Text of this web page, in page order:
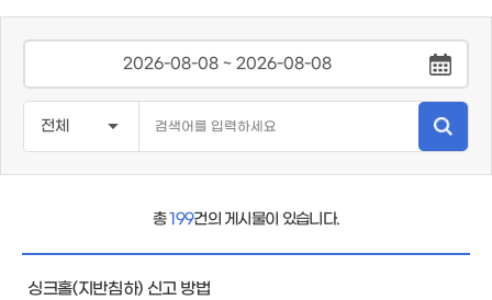
총199건의 게시물이 있습니다.
싱크홀(지반침하) 신고 방법